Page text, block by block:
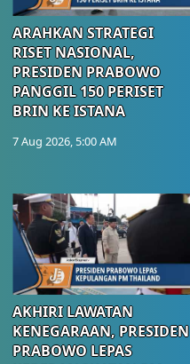
ARAHKAN STRATEGI
RISET NASIONAL,
PRESIDEN PRABOWO
PANGGIL 150 PERISET
BRIN KE ISTANA
7 Aug 2026, 5:00 AM
AKHIRI LAWATAN
KENEGARAAN, PRESIDEN
PRABOWO LEPAS